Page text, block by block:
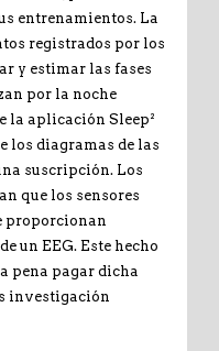
entrenamientos. La
registrados por los
y estimar las fases
por la noche
la aplicación Sleep²
los diagramas de las
suscripción. Los
que los sensores
proporcionan
un EEG. Este hecho
pena pagar dicha
investigación